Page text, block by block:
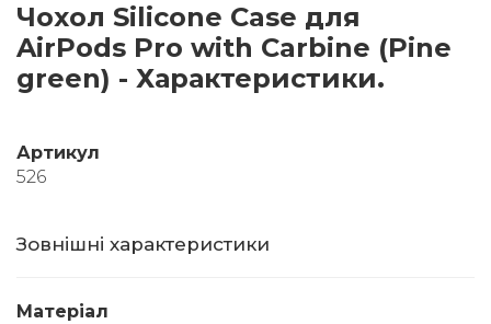
Чохол Silicone Case для
AirPods Pro with Carbine (Pine
green) - Характеристики.
Артикул
526
Зовнішні характеристики
Матеріал